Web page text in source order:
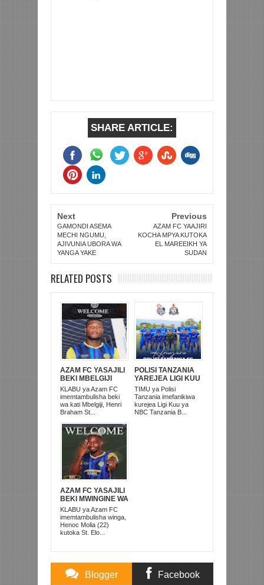
SHARE ARTICLE:
Next
GAMONDI ASEMA
MECHI NGUMU,
AJIVUNIA UBORA WA
YANGA YAKE
Previous
AZAM FC YAAJIRI
KOCHA MPYA KUTOKA
EL MAREEIKH YA
SUDAN
RELATED POSTS
AZAM FC YASAJILI
BEKI MBELGIJI
ALIKUWA
ANACHEZA
AFRIKA KUSINI
KLABU ya Azam FC
imemtambulisha beki
wa kati Mbelgiji, Henri
Braham St...
POLISI TANZANIA
YAREJEA LIGI KUU
BAADA YA
KUISHUSHA
TANZANIA
PRISONS
TIMU ya Polisi
Tanzania imefanikiwa
kurejea Ligi Kuu ya
NBC Tanzania B...
AZAM FC YASAJILI
BEKI MWINGINE WA
KATI MKONGO
KUTOKA LUPOPO
KLABU ya Azam FC
imemtambulisha winga,
Henoc Molia (22)
kutoka St. Elo...
Blogger Facebook